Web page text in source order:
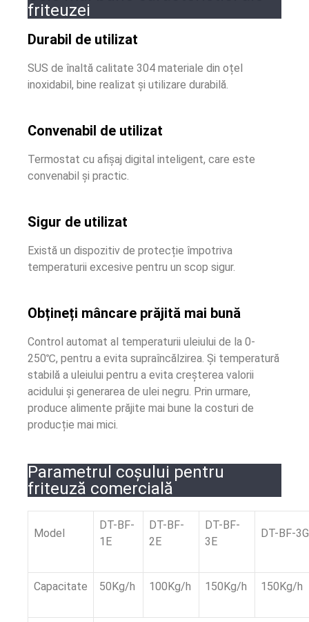
friteuzei
Durabil de utilizat
SUS de înaltă calitate 304 materiale din oțel
inoxidabil, bine realizat și utilizare durabilă.
Convenabil de utilizat
Termostat cu afișaj digital inteligent, care este
convenabil și practic.
Sigur de utilizat
Există un dispozitiv de protecție împotriva
temperaturii excesive pentru un scop sigur.
Obțineți mâncare prăjită mai bună
Control automat al temperaturii uleiului de la 0-
250℃, pentru a evita supraîncălzirea. Și temperatură
stabilă a uleiului pentru a evita creșterea valorii
acidului și generarea de ulei negru. Prin urmare,
produce alimente prăjite mai bune la costuri de
producție mai mici.
Parametrul coșului pentru
friteuză comercială
Model
DT-BF-
1E
DT-BF-
2E
DT-BF-
3E
DT-BF-3G
Capacitate 50Kg/h 100Kg/h 150Kg/h 150Kg/h